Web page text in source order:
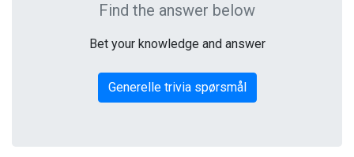
Find the answer below
Bet your knowledge and answer
Generelle trivia spørsmål